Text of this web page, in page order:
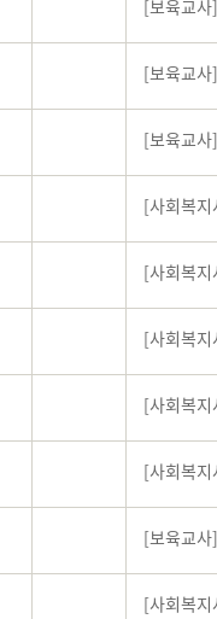
[보육교사
[보육교
[보육교사
[사회복
[사회복
[사회복
[사회복지
[사회복
[보육교
[사회복지